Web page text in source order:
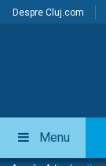
Despre Cluj.com
Menu